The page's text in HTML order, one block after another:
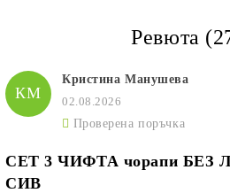
Ревюта
КМ
Кристина Манушева
02.08.2026
Проверена поръчка
СЕТ 3 ЧИФТА чорапи БЕЗ
СИВ